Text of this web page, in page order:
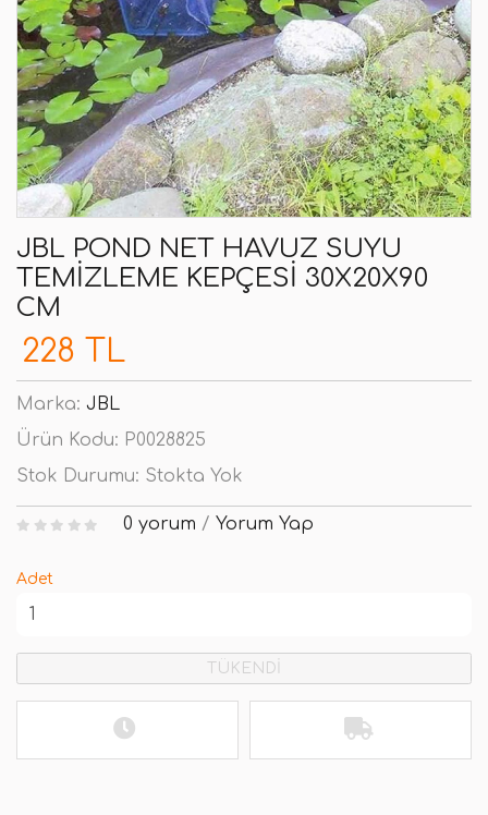
JBL POND NET HAVUZ SUYU
TEMIZLEME KEPÇESI 30X20X90
CM
228 TL
Marka: JBL
Ürün Kodu: P0028825
Stok Durumu: Stokta Yok
0 yorum / Yorum Yap
Adet
TÜKENDİ